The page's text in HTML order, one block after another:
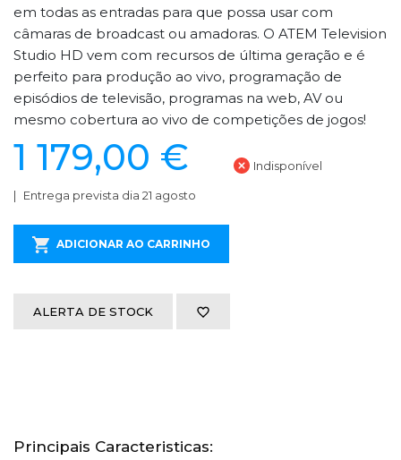
em todas as entradas para que possa usar com
câmaras de broadcast ou amadoras. O ATEM Television
Studio HD vem com recursos de última geração e é
perfeito para produção ao vivo, programação de
episódios de televisão, programas na web, AV ou
mesmo cobertura ao vivo de competições de jogos!
1 179,00 € Indisponível
Entrega prevista dia 21 agosto
ADICIONAR AO CARRINHO
ALERTA DE STOCK
Principais Caracteristicas: